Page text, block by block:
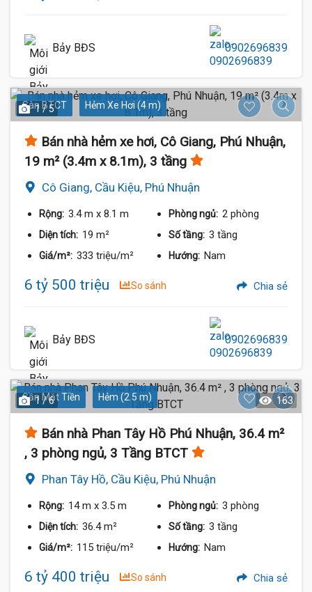
Bảy BĐS 0902696839
Sàn BTCT Hẻm Xe Hơi (4 m)
1 / 5
Bán nhà hẻm xe hơi, Cô Giang, Phú Nhuận,
19 m² (3.4m x 8.1m), 3 tầng
Cô Giang, Cầu Kiệu, Phú Nhuận
Rộng: 3.4 m x 8.1 m Phòng ngủ: 2 phòng
Diện tích: 19 m² Số tầng: 3 tầng
Giá/m²: 333 triệu/m² Hướng: Nam
6 tỷ 500 triệu So sánh Chia sẻ
Bảy BĐS 0902696839
Gần Mặt Tiền Hẻm (2.5 m)
1 / 6 163
Bán nhà Phan Tây Hồ Phú Nhuận, 36.4 m²
, 3 phòng ngủ, 3 Tầng BTCT
Phan Tây Hồ, Cầu Kiệu, Phú Nhuận
Rộng: 14 m x 3.5 m Phòng ngủ: 3 phòng
Diện tích: 36.4 m² Số tầng: 3 tầng
Giá/m²: 115 triệu/m² Hướng: Nam
6 tỷ 400 triệu So sánh Chia sẻ